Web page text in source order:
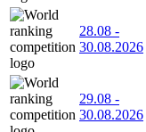
28.08 -
30.08.2026
29.08 -
30.08.2026